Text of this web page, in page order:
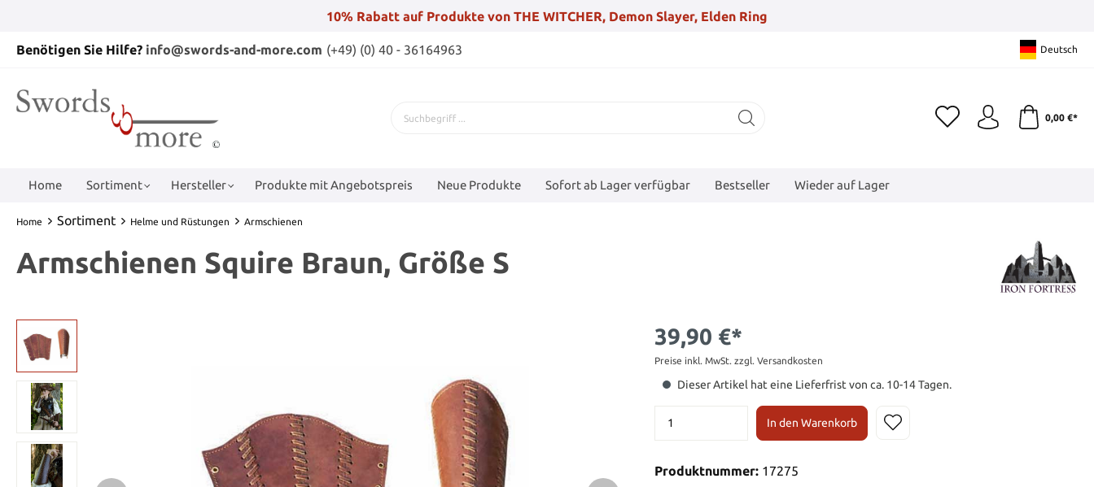
10% Rabatt auf Produkte von THE WITCHER, Demon Slayer, Elden Ring
Benötigen Sie Hilfe? info@swords-and-more.com (+49) (0) 40 - 36164963 Deutsch
0,00 €*
Home Sortiment Hersteller Produkte mit Angebotspreis Neue Produkte Sofort ab Lager verfügbar Bestseller Wieder auf Lager
Home Sortiment Helme und Rüstungen Armschienen
Armschienen Squire Braun, Größe S
39,90 €*
Preise inkl. MwSt. zzgl. Versandkosten
Dieser Artikel hat eine Lieferfrist von ca. 10-14 Tagen.
In den Warenkorb
Produktnummer: 17275